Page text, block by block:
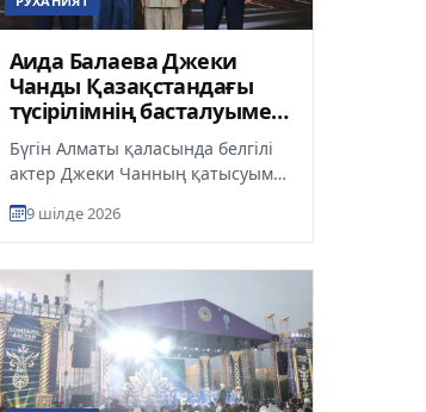
Аида Балаева Джеки
Чанды Қазақстандағы
түсірілімнің басталуымен
құттықтады
Бүгін Алматы қаласында белгілі
актер Джеки Чанның қатысуымен
Ultimatum («Доспехи бога: У...
9 шілде 2026